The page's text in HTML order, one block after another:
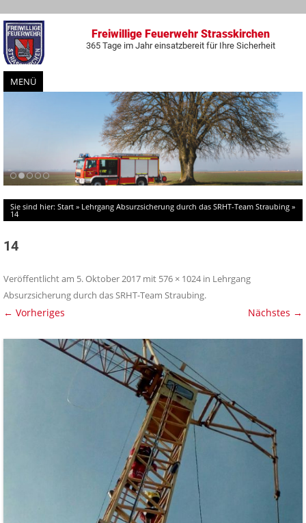
Freiwillige Feuerwehr Strasskirchen
365 Tage im Jahr einsatzbereit für Ihre Sicherheit
MENÜ
Zum
Inhalt
springen
Sie sind hier: Start » Lehrgang Absurzsicherung durch das SRHT-Team Straubing »
14
14
Veröffentlicht am 5. Oktober 2017 mit 576 × 1024 in Lehrgang
Absurzsicherung durch das SRHT-Team Straubing.
← Vorheriges Nächstes →